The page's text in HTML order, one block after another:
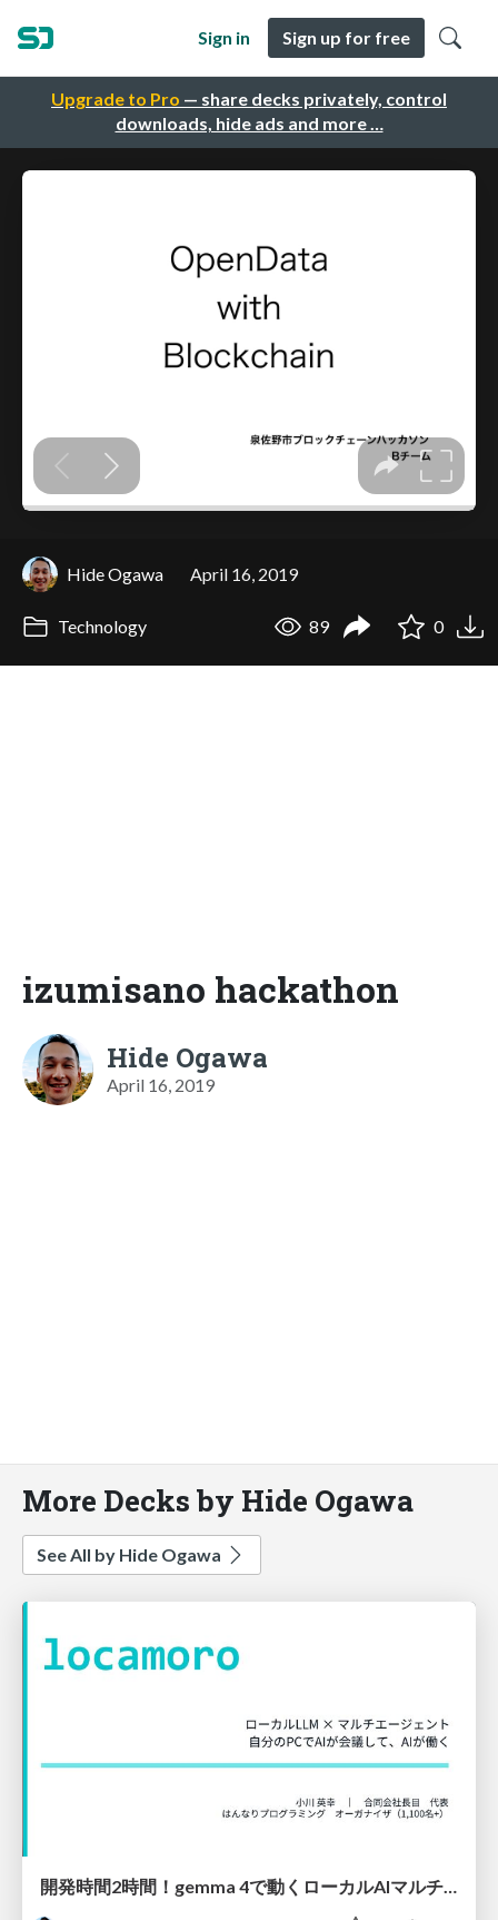
Upgrade to Pro — share decks privately, control
downloads, hide ads and more …
Sign in Sign up for free
Hide Ogawa April 16, 2019
Technology 89 0
izumisano hackathon
Hide Ogawa
April 16, 2019
More Decks by Hide Ogawa
See All by Hide Ogawa
開発時間2時間！gemma 4で動くローカルAIマルチエージェント構築（Python標準ライブラリ縛り）